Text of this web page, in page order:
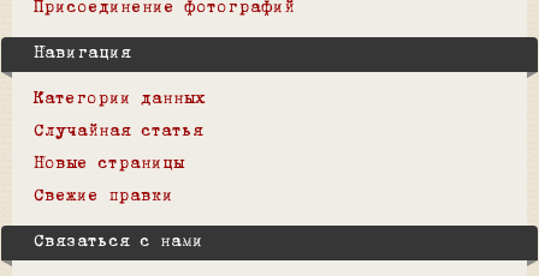
Присоединение фотографий
Навигация
Категории данных
Случайная статья
Новые страницы
Свежие правки
Связаться с нами